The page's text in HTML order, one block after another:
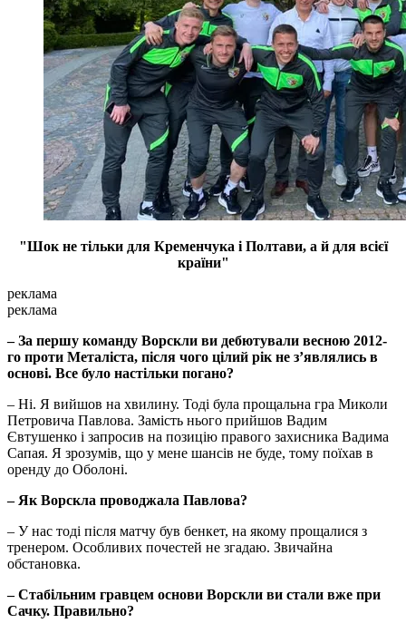
"Шок не тільки для Кременчука і Полтави, а й для всієї
країни"
реклама
реклама
– За першу команду Ворскли ви дебютували весною 2012-
го проти Металіста, після чого цілий рік не з’являлись в
основі. Все було настільки погано?
– Ні. Я вийшов на хвилину. Тоді була прощальна гра Миколи
Петровича Павлова. Замість нього прийшов Вадим
Євтушенко і запросив на позицію правого захисника Вадима
Сапая. Я зрозумів, що у мене шансів не буде, тому поїхав в
оренду до Оболоні.
– Як Ворскла проводжала Павлова?
– У нас тоді після матчу був бенкет, на якому прощалися з
тренером. Особливих почестей не згадаю. Звичайна
обстановка.
– Стабільним гравцем основи Ворскли ви стали вже при
Сачку. Правильно?